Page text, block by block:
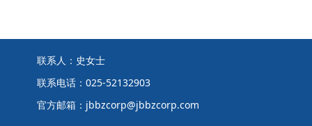
联系人：史女士
联系电话：025-52132903
官方邮箱：jbbzcorp@jbbzcorp.com